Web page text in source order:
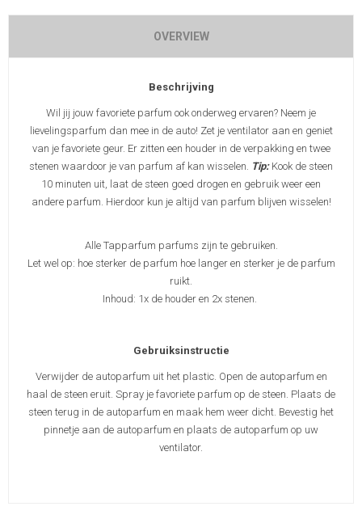
OVERVIEW
Beschrijving
Wil jij jouw favoriete parfum ook onderweg ervaren? Neem je
lievelingsparfum dan mee in de auto! Zet je ventilator aan en geniet
van je favoriete geur. Er zitten een houder in de verpakking en twee
stenen waardoor je van parfum af kan wisselen. Tip:Kook de steen
10 minuten uit, laat de steen goed drogen en gebruik weer een
andere parfum. Hierdoor kun je altijd van parfum blijven wisselen!
Alle Tapparfum parfums zijn te gebruiken.
Let wel op: hoe sterker de parfum hoe langer en sterker je de parfum
ruikt.
Inhoud: 1x de houder en 2x stenen.
Gebruiksinstructie
Verwijder de autoparfum uit het plastic. Open de autoparfum en
haal de steen eruit. Spray je favoriete parfum op de steen. Plaats de
steen terug in de autoparfum en maak hem weer dicht. Bevestig het
pinnetje aan de autoparfum en plaats de autoparfum op uw
ventilator.